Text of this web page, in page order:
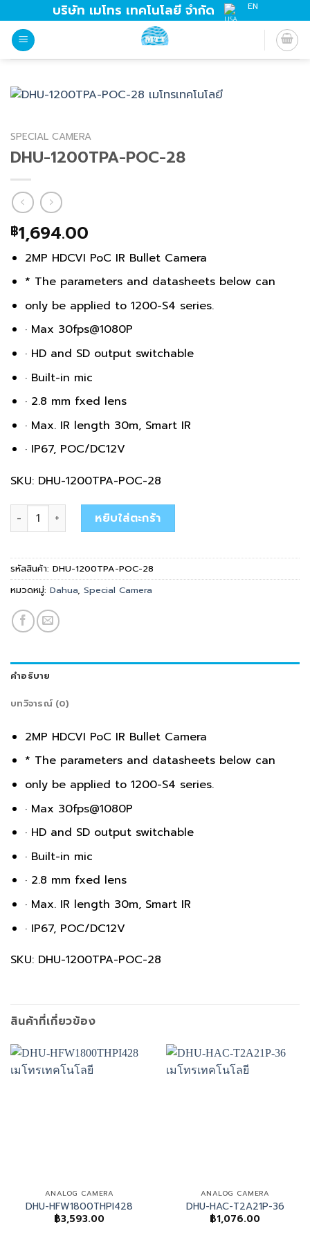
to
content
บริษัท เมโทร เทคโนโลยี จำกัด EN
SPECIAL CAMERA
DHU-1200TPA-POC-28
฿1,694.00
2MP HDCVI PoC IR Bullet Camera
* The parameters and datasheets below can
only be applied to 1200-S4 series.
· Max 30fps@1080P
· HD and SD output switchable
· Built-in mic
· 2.8 mm fxed lens
· Max. IR length 30m, Smart IR
· IP67, POC/DC12V
SKU: DHU-1200TPA-POC-28
จำนวน DHU-1200TPA-POC-28 ชิ้น
หยิบใส่ตะกร้า
รหัสสินค้า: DHU-1200TPA-POC-28
หมวดหมู่: Dahua, Special Camera
คำอธิบาย
บทวิจารณ์ (0)
2MP HDCVI PoC IR Bullet Camera
* The parameters and datasheets below can
only be applied to 1200-S4 series.
· Max 30fps@1080P
· HD and SD output switchable
· Built-in mic
· 2.8 mm fxed lens
· Max. IR length 30m, Smart IR
· IP67, POC/DC12V
SKU: DHU-1200TPA-POC-28
สินค้าที่เกี่ยวข้อง
ANALOG CAMERA
DHU-HFW1800THPI428
฿3,593.00
ANALOG CAMERA
DHU-HAC-T2A21P-36
฿1,076.00